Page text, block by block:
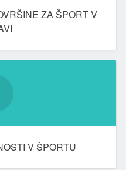
ZA ŠPORT V
V ŠPORTU